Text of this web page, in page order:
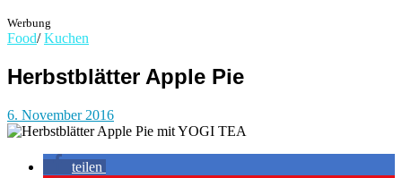
Werbung
Food/ Kuchen
Herbstblätter Apple Pie
6. November 2016
teilen